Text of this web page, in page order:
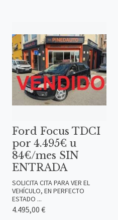
Ford Focus TDCI
por 4.495€ u
84€/mes SIN
ENTRADA
SOLICITA CITA PARA VER EL
VEHÍCULO, EN PERFECTO
ESTADO ...
4.495,00 €